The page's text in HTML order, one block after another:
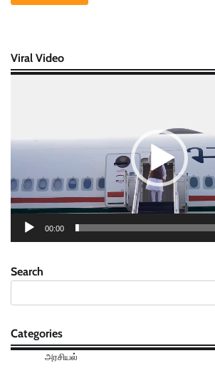
Viral Video
00:00
Search
Categories
அரசியல்